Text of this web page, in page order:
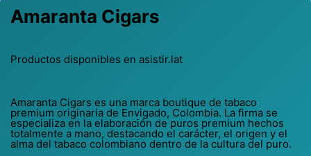
Amaranta Cigars
Productos disponibles en asistir.lat
Amaranta Cigars es una marca boutique de tabaco
premium originaria de Envigado, Colombia. La firma se
especializa en la elaboración de puros premium hechos
totalmente a mano, destacando el carácter, el origen y el
alma del tabaco colombiano dentro de la cultura del puro.